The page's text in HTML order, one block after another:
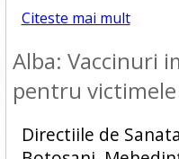
Citeste mai mult
Alba: Vaccinuri
pentru
Directiile de